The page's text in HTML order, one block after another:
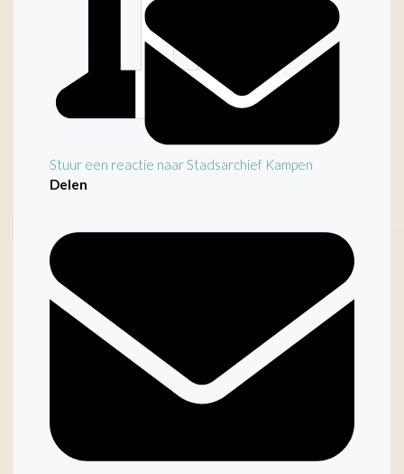
Stuur een reactie naar Stadsarchief Kampen
Delen